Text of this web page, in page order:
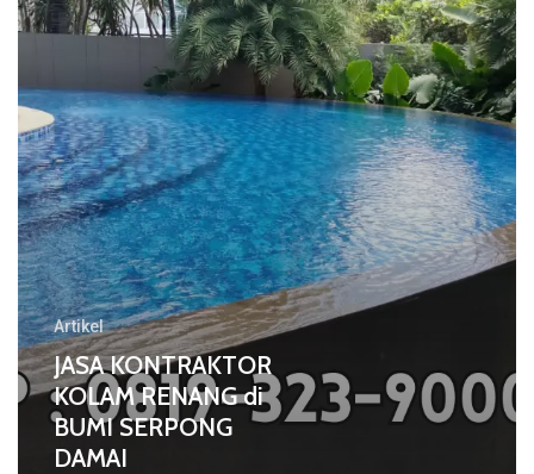
di
SERPONG
DAMAI
Artikel
JASA KONTRAKTOR
KOLAM RENANG di
BUMI SERPONG
DAMAI